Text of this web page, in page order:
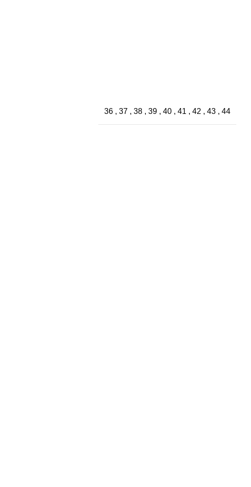
36 ,37 ,38 ,39 ,40 ,41 ,42 ,43 ,44